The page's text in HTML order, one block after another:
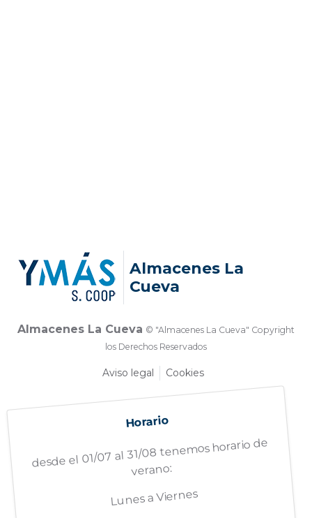
Almacenes La
Cueva
Almacenes La Cueva © "Almacenes La Cueva" Copyright
los Derechos Reservados
Aviso legal Cookies
Horario
desde el 01/07 al 31/08 tenemos horario de
verano:
Lunes a Viernes